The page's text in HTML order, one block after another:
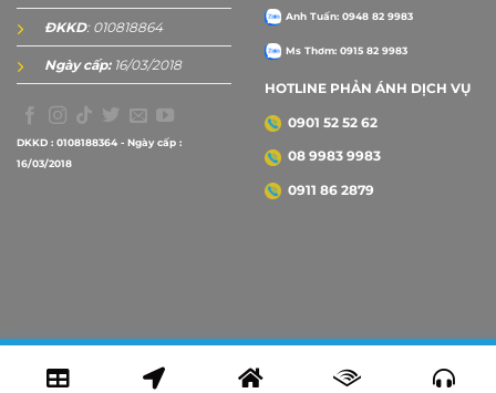
ĐKKD: 010818864
Ngày cấp:16/03/2018
DKKD : 0108188364 - Ngày cấp :
16/03/2018
Anh Tuấn: 0948 82 9983
Ms Thơm: 0915 82 9983
HOTLINE PHẢN ÁNH DỊCH VỤ
0901 52 52 62
08 9983 9983
0911 86 2879
Copyright 2026 ©